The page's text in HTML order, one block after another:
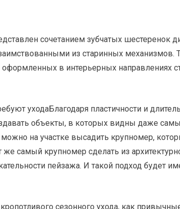
сочетанием зубчатых шестеренок
из старинных механизмов.
в интерьерных направлениях
уходаБлагодаря пластичности и
объекты, в которых видны даже
на участке высадить крупномер,
самый крупномер сделать из
пейзажа. И такой подход будет
сезонного ухода, как